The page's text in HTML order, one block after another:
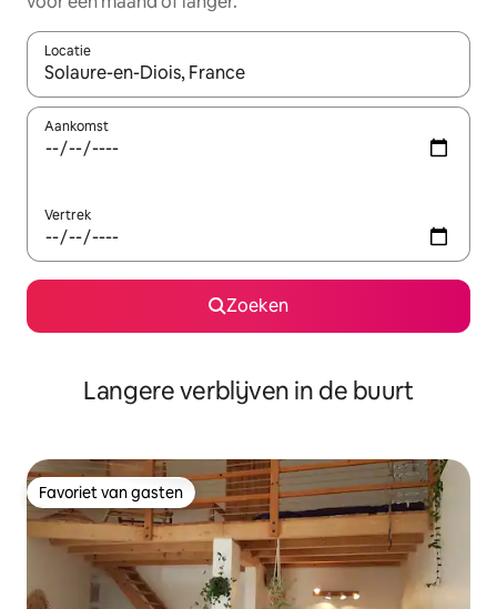
Locatie
Wanneer er resultaten beschikbaar zijn, maak je een keuze
Aankomst
Vertrek
Zoeken
Langere verblijven in de buurt
Favoriet van gasten
Favoriet van gasten